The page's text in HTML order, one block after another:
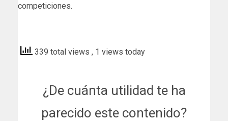
competiciones.
339 total views , 1 views today
¿De cuánta utilidad te ha
parecido este contenido?